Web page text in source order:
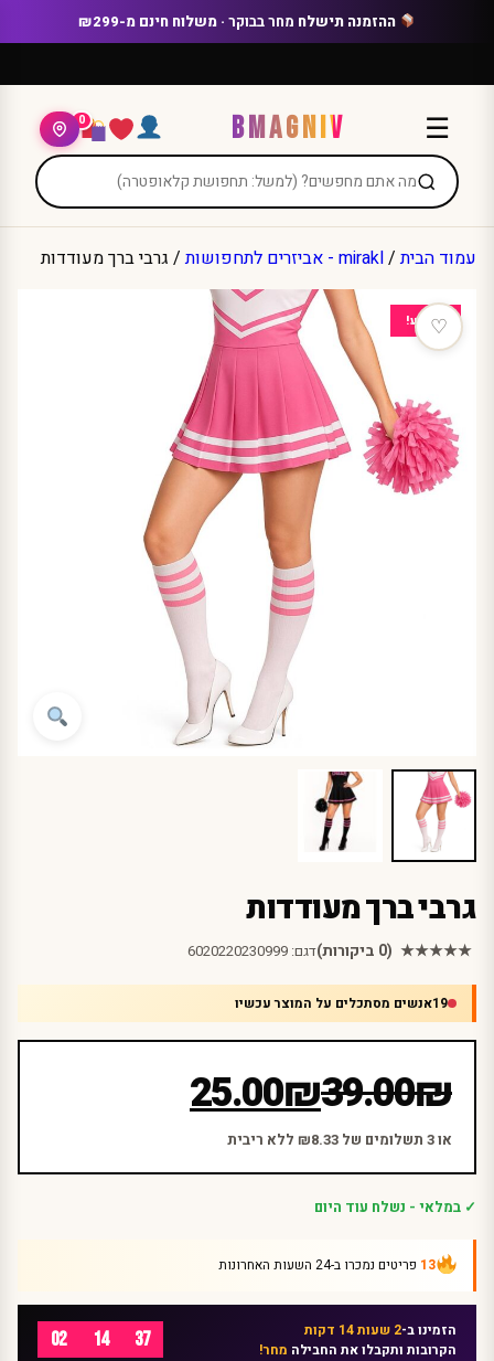
ההזמנה תישלח מחר בבוקר· משלוח חינם מ-₪299
☰
BMAGNIV
0
עמוד הבית/mirakl - אביזרים לתחפושות / גרבי ברך מעודדות
מבצע!
גרבי ברך מעודדות
♡
★★★★★ (0 ביקורות) דגם: 6020220230999
19אנשים מסתכלים על המוצר עכשיו
₪
39.00המחיר
המקורי
היה:
₪
25.00
המחיר
הנוכחי
הוא:או 3 תשלומים של ₪8.33 ללא ריבית
✓ במלאי - נשלח עוד היום
13 פריטים נמכרו ב-24 השעות האחרונות
הזמינו ב-2 שעות 14 דקות
הקרובות ותקבלו את החבילה מחר! 02 14 37